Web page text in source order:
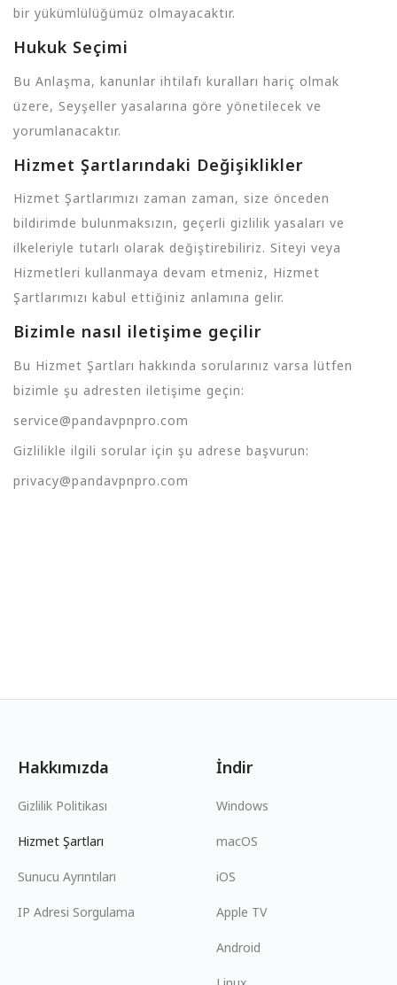
bir yükümlülüğümüz olmayacaktır.
Hukuk Seçimi
Bu Anlaşma, kanunlar ihtilafı kuralları hariç olmak
üzere, Seyşeller yasalarına göre yönetilecek ve
yorumlanacaktır.
Hizmet Şartlarındaki Değişiklikler
Hizmet Şartlarımızı zaman zaman, size önceden
bildirimde bulunmaksızın, geçerli gizlilik yasaları ve
ilkeleriyle tutarlı olarak değiştirebiliriz. Siteyi veya
Hizmetleri kullanmaya devam etmeniz, Hizmet
Şartlarımızı kabul ettiğiniz anlamına gelir.
Bizimle nasıl iletişime geçilir
Bu Hizmet Şartları hakkında sorularınız varsa lütfen
bizimle şu adresten iletişime geçin:
service@pandavpnpro.com
Gizlilikle ilgili sorular için şu adrese başvurun:
privacy@pandavpnpro.com
Hakkımızda
Gizlilik Politikası
Hizmet Şartları
Sunucu Ayrıntıları
IP Adresi Sorgulama
İndir
Windows
macOS
iOS
Apple TV
Android